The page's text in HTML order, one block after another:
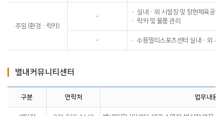
주임 (환경ㆍ락카)
-
ㆍ 실내ㆍ외 시설장 및 창현체육공원
ㆍ 락카 및 물품 관리
- ㆍ 수동멀티스포츠센터 실내ㆍ외 시
별내커뮤니티센터
구분 연락처 업무내용